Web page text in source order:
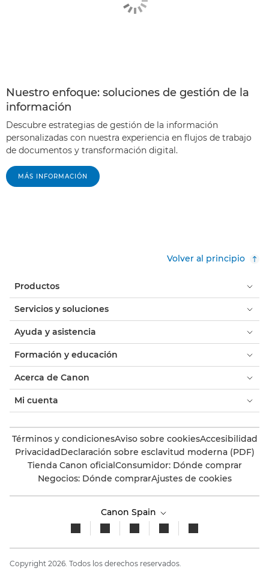
Nuestro enfoque: soluciones de gestión de la
información
Descubre estrategias de gestión de la información
personalizadas con nuestra experiencia en flujos de trabajo
de documentos y transformación digital.
MÁS INFORMACIÓN
Volver al principio
Productos
Servicios y soluciones
Ayuda y asistencia
Formación y educación
Acerca de Canon
Mi cuenta
Términos y condicionesAviso sobre cookiesAccesibilidad
PrivacidadDeclaración sobre esclavitud moderna (PDF)
Tienda Canon oficialConsumidor: Dónde comprar
Negocios: Dónde comprarAjustes de cookies
Canon Spain
Copyright 2026. Todos los derechos reservados.